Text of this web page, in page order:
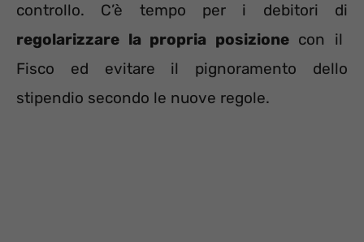
controllo. C’è tempo per i debitori di
regolarizzare la propria posizionecon il
Fisco ed evitare il pignoramento dello
stipendio secondo le nuove regole.